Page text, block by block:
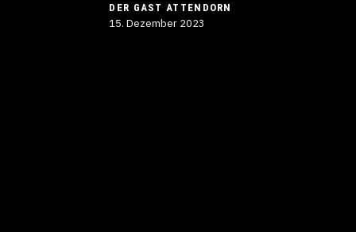
DER GAST ATTENDORN
15. Dezember 2023